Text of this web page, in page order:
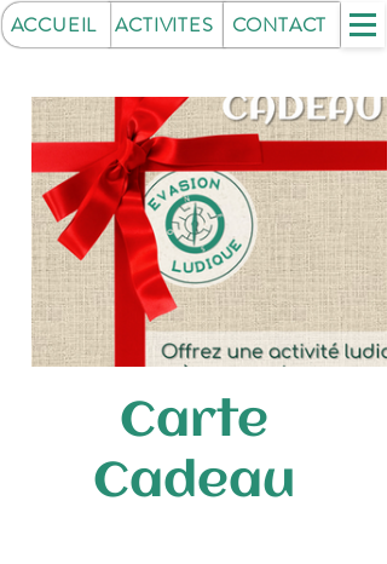
ACTIVITES CONTACT
ACCUEIL
Carte
Cadeau